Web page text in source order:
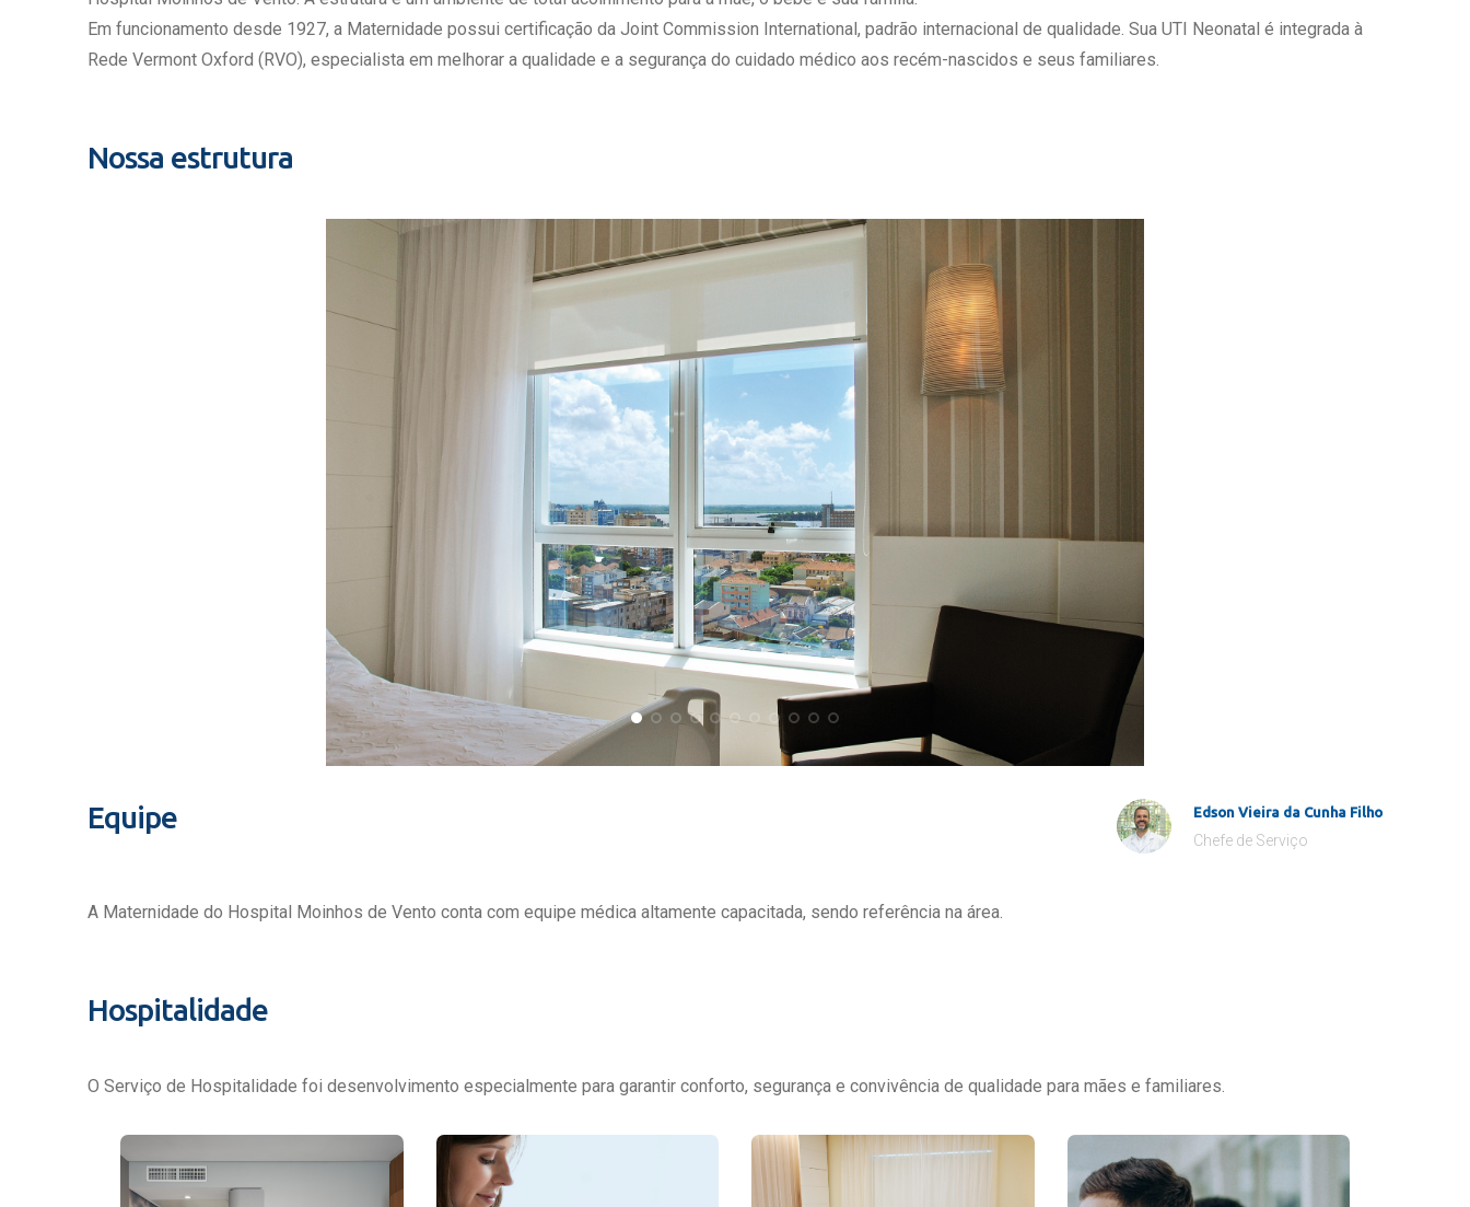
Estrutura de Gestão
Exames - Portal Médico
Quem Somos
Responsabilidade Ambiental
Ambulatório Digital de Nutrição para
Em funcionamento desde 1927, a Maternidade possui certificação da Joint Commission International, padrão internacional de qualidade. Sua UTI Neonatal é integrada à
Rede Vermont Oxford (RVO), especialista em melhorar a qualidade e a segurança do cuidado médico aos recém-nascidos e seus familiares.
Nossa estrutura
Equipe Edson Vieira da Cunha Filho
Chefe de Serviço
A Maternidade do Hospital Moinhos de Vento conta com equipe médica altamente capacitada, sendo referência na área.
Hospitalidade
O Serviço de Hospitalidade foi desenvolvimento especialmente para garantir conforto, segurança e convivência de qualidade para mães e familiares.